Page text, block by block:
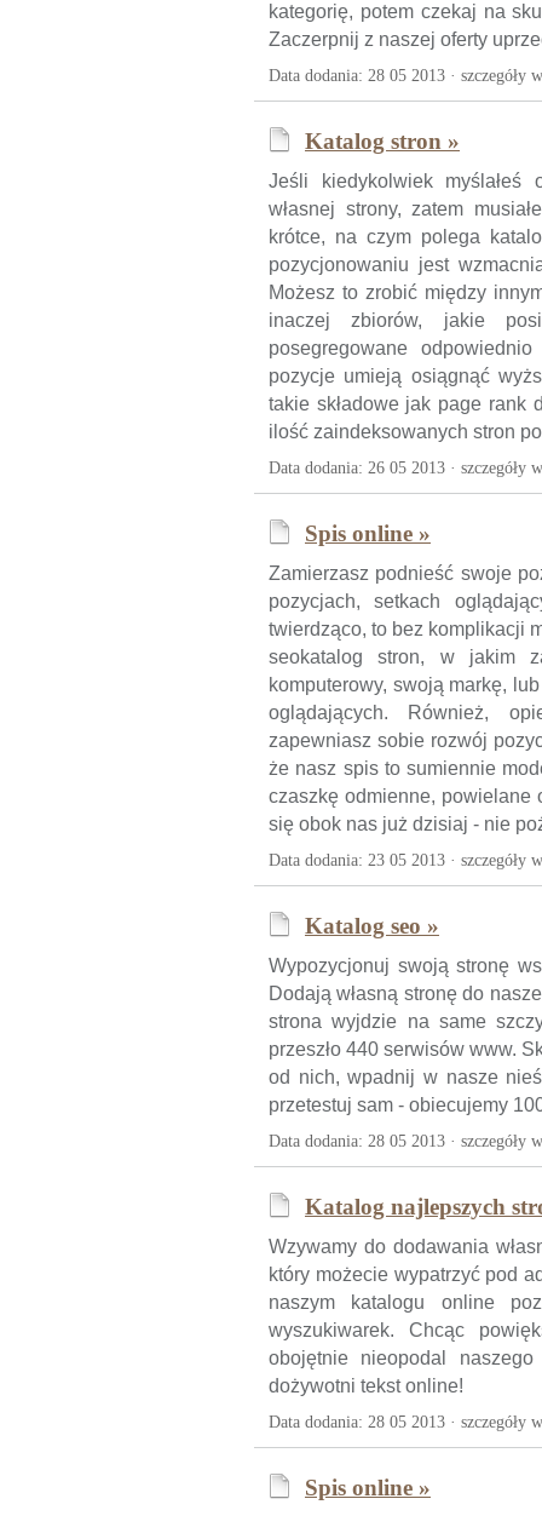
kategorię, potem czekaj na
Zaczerpnij z naszej oferty
Data dodania: 28 05 2013 · szczegóły
Katalog stron »
Jeśli kiedykolwiek myślałeś
własnej strony, zatem
krótce, na czym polega
pozycjonowaniu jest
Możesz to zrobić między
inaczej zbiorów, jakie
posegregowane
pozycje umieją osiągnąć
takie składowe jak page rank
ilość zaindeksowanych stron
Data dodania: 26 05 2013 · szczegóły
Spis online »
Zamierzasz podnieść swoje
pozycjach, setkach
twierdząco, to bez komplikacji
seokatalog stron, w jakim
komputerowy, swoją markę,
oglądających. Również,
zapewniasz sobie rozwój
że nasz spis to sumiennie
czaszkę odmienne, powielane
się obok nas już dzisiaj - nie
Data dodania: 23 05 2013 · szczegóły
Katalog seo »
Wypozycjonuj swoją stronę
Dodają własną stronę do
strona wyjdzie na same
przeszło 440 serwisów www.
od nich, wpadnij w nasze
przetestuj sam - obiecujemy
Data dodania: 28 05 2013 · szczegóły
Katalog najlepszych
Wzywamy do dodawania
który możecie wypatrzyć pod
naszym katalogu online
wyszukiwarek. Chcąc
obojętnie nieopodal
dożywotni tekst online!
Data dodania: 28 05 2013 · szczegóły
Spis online »